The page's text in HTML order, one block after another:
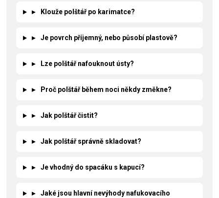
▸ Klouže polštář po karimatce?
▸ Je povrch příjemný, nebo působí plastově?
▸ Lze polštář nafouknout ústy?
▸ Proč polštář během noci někdy změkne?
▸ Jak polštář čistit?
▸ Jak polštář správně skladovat?
▸ Je vhodný do spacáku s kapucí?
▸
Jaké jsou hlavní nevýhody nafukovacího